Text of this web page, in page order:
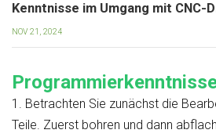
Kenntnisse im Umgang mit CNC-
NOV 21, 2024
1. Betrachten Sie zunächst die
Teile. Zuerst bohren und dann